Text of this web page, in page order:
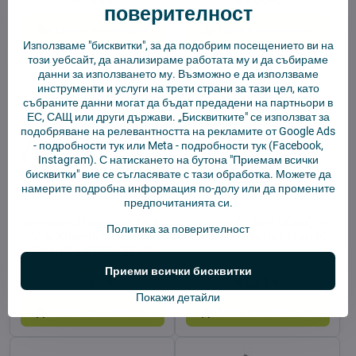
7%
Батерия 2600 mAh 14,4
V за Xiaomi Mi Robot
Mop Pro STYTJ02YM
В наличност
45,76 €
Xiaomi Mi Robot Mop 1C
В наличност
поверителност
Използваме "бисквитки", за да подобрим посещението ви на
този уебсайт, да анализираме работата му и да събираме
данни за използването му. Възможно е да използваме
инструменти и услуги на трети страни за тази цел, като
събраните данни могат да бъдат предадени на партньори в
ЕС, САЩ или други държави. „Бисквитките" се използват за
подобряване на релевантността на рекламите от Google Ads
- подробности тукили Meta - подробности тук(Facebook,
Instagram). С натискането на бутона "Приемам всички
бисквитки" вие се съгласявате с тази обработка. Можете да
намерите подробна информация по-долу или да промените
предпочитанията си.
Политика за поверителност
Покажи детайли
Приеми всички бисквитки